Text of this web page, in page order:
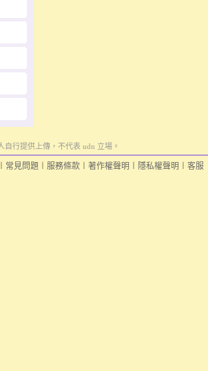
自行提供上傳，不代表 udn 立場。
常見問題 服務條款 著作權聲明 隱私權聲明 客服